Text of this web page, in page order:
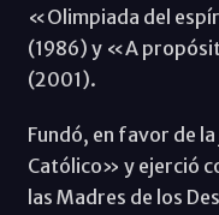
«Olimpiada del
(1986) y «A
(2001).
Fundó, en favor de
Católico» y ejerció
las Madres de los